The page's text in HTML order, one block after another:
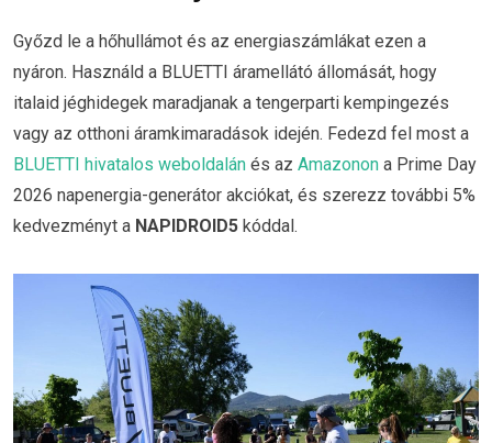
Győzd le a hőhullámot és az energiaszámlákat ezen a
nyáron. Használd a BLUETTI áramellátó állomását, hogy
italaid jéghidegek maradjanak a tengerparti kempingezés
vagy az otthoni áramkimaradások idején. Fedezd fel most a
BLUETTI hivatalos weboldalán és az Amazonon a Prime Day
2026 napenergia-generátor akciókat, és szerezz további 5%
kedvezményt a NAPIDROID5 kóddal.